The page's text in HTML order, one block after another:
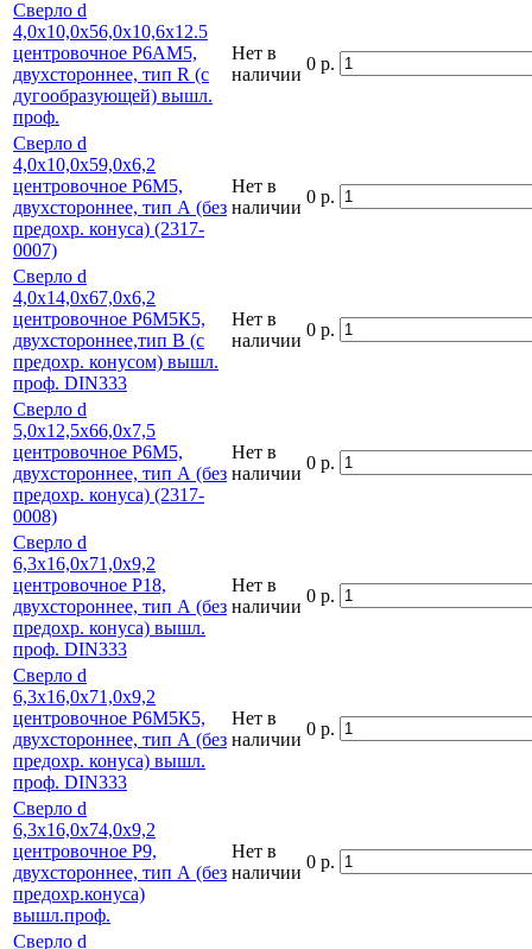
Сверло d
4,0х10,0х56,0х10,6х12.5
центровочное Р6АМ5,
двухстороннее, тип R (с
дугообразующей) вышл.
проф.
Нет в
наличии
0 р.
Сверло d
4,0х10,0х59,0х6,2
центровочное Р6М5,
двухстороннее, тип А (без
предохр. конуса) (2317-
0007)
Нет в
наличии
0 р.
Сверло d
4,0х14,0х67,0х6,2
центровочное Р6М5К5,
двухстороннее,тип В (с
предохр. конусом) вышл.
проф. DIN333
Нет в
наличии
0 р.
Сверло d
5,0х12,5х66,0х7,5
центровочное Р6М5,
двухстороннее, тип А (без
предохр. конуса) (2317-
0008)
Нет в
наличии
0 р.
Сверло d
6,3х16,0х71,0х9,2
центровочное Р18,
двухстороннее, тип А (без
предохр. конуса) вышл.
проф. DIN333
Нет в
наличии
0 р.
Сверло d
6,3х16,0х71,0х9,2
центровочное Р6М5К5,
двухстороннее, тип А (без
предохр. конуса) вышл.
проф. DIN333
Нет в
наличии
0 р.
Сверло d
6,3х16,0х74,0х9,2
центровочное Р9,
двухстороннее, тип А (без
предохр.конуса)
вышл.проф.
Нет в
наличии
0 р.
Сверло d